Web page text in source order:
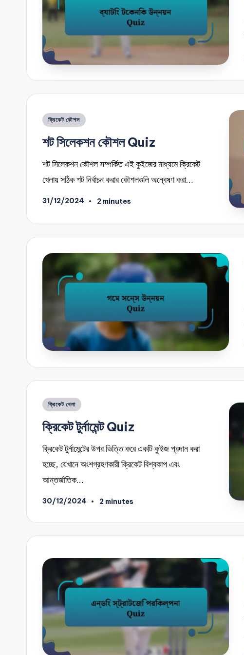
Posted
ক্রিকেট কৌশল
শট সিলেকশন কৌশল Quiz
শট সিলেকশন কৌশল সম্পর্কিত এই কুইজের মাধ্যমে ক্রিকেট
খেলায় সঠিক শট নির্বাচন করার কৌশলগুলি অন্বেষণ করা…
31/12/2024 2 minutes
Posted
ক্রিকেট খেলা
ক্রিকেট টুর্নামেন্ট Quiz
ক্রিকেট টুর্নামেন্টের উপর ভিত্তি করে একটি কুইজ প্রদান করা
হচ্ছে, যেখানে অংশগ্রহণকারী ক্রিকেট বিশ্বকাপ এবং
আন্তর্জাতিক…
30/12/2024 2 minutes